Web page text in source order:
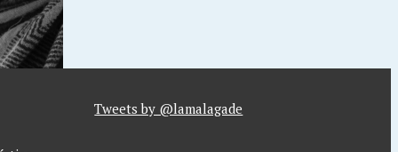
Tweets by @lamalagade